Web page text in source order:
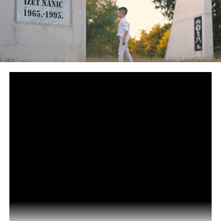
“Uvodimo potpunu transparentnost u upravljanju imovinom